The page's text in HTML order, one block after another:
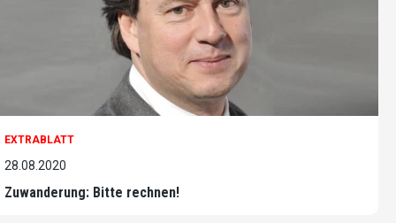
EXTRABLATT
28.08.2020
Zuwanderung: Bitte rechnen!